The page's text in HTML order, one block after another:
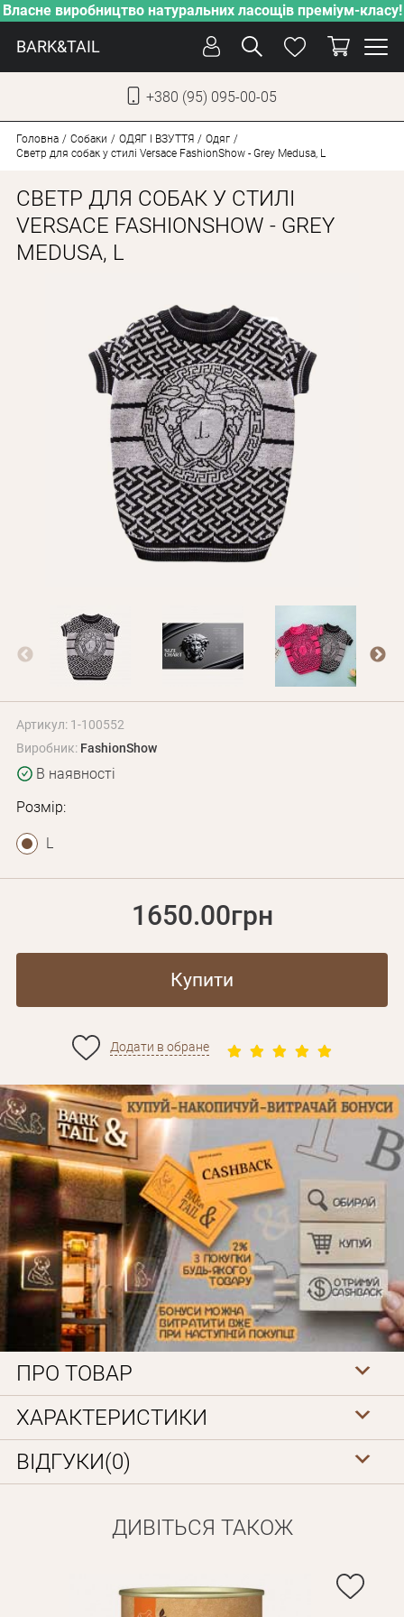
Власне виробництво натуральних ласощів преміум-класу!
BARK&TAIL
+380 (95) 095-00-05
ДОГЛЯД
ПІКЛУВАННЯ
НОВИНКИ
АКЦІЇ
ДЛЯ КОТІВ
Оплата і доставка
Програма лояльності
Про Нас
Оптовим клієнтам
Контакти
Головна Собаки ОДЯГ І ВЗУТТЯ
Одяг
Светр для собак у стилi Versace FashionShow - Grey Medusa, L
СВЕТР ДЛЯ СОБАК У СТИЛI
VERSACE FASHIONSHOW - GREY
MEDUSA, L
Артикул: 1-100552
Виробник: FashionShow
В наявності
Розмір:
L
1650.00грн
Купити
Додати в обране
ПРО ТОВАР
ХАРАКТЕРИСТИКИ
ВІДГУКИ(0)
ДИВІТЬСЯ ТАКОЖ